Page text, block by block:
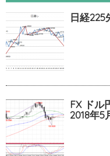
日経225
FX ドル
2018年5